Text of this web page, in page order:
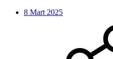
8 Mart 2025